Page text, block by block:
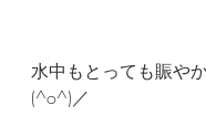
水中もとっても賑や
(^o^)／